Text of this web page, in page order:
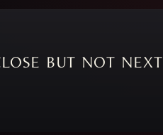
BUT NOT NEXT